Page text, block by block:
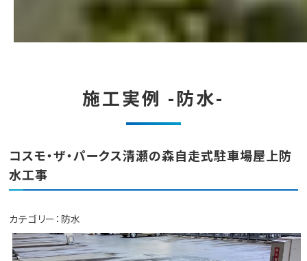
施工実例 -防水-
コスモ・ザ・パークス清瀬の森自走式駐車場屋上防
水工事
カテゴリー： 防水